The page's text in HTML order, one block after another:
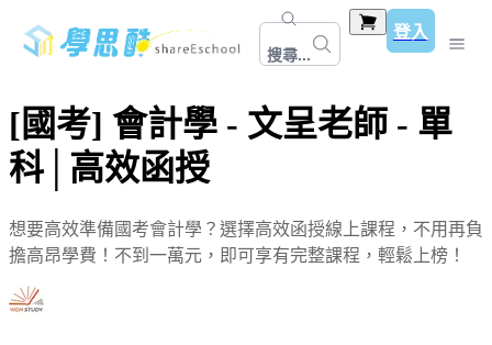
搜尋...
登入
[國考] 會計學 - 文呈老師 - 單
科│高效函授
想要高效準備國考會計學？選擇高效函授線上課程，不用再負
擔高昂學費！不到一萬元，即可享有完整課程，輕鬆上榜！